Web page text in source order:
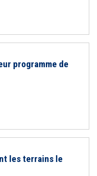
programme de
les terrains le